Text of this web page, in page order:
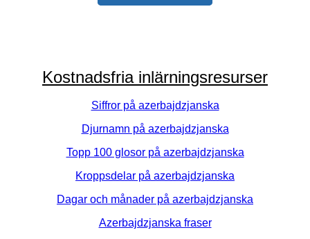
Kostnadsfria inlärningsresurser
Siffror på azerbajdzjanska
Djurnamn på azerbajdzjanska
Topp 100 glosor på azerbajdzjanska
Kroppsdelar på azerbajdzjanska
Dagar och månader på azerbajdzjanska
Azerbajdzjanska fraser